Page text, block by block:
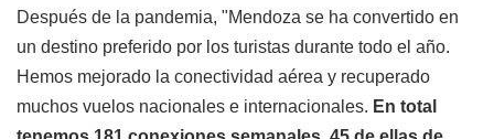
Después de la pandemia, "Mendoza se ha convertido en
un destino preferido por los turistas durante todo el año.
Hemos mejorado la conectividad aérea y recuperado
muchos vuelos nacionales e internacionales. En total